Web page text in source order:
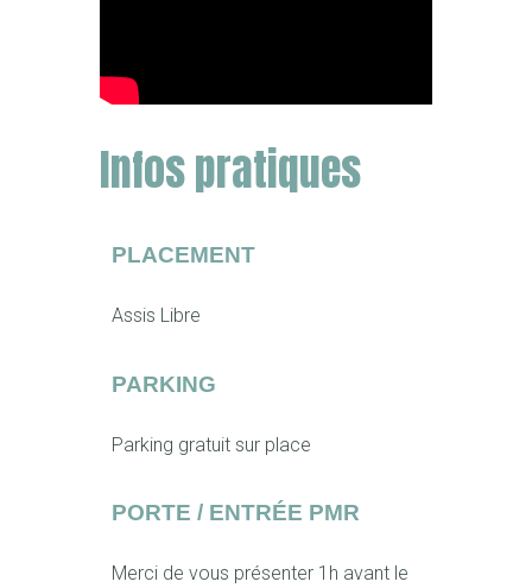
Infos pratiques
PLACEMENT
Assis Libre
PARKING
Parking gratuit sur place
PORTE / ENTRÉE PMR
Merci de vous présenter 1h avant le